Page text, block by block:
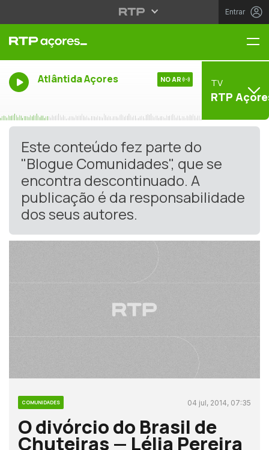
Entrar
Atlântida Açores NO AR TV
RTP
Este conteúdo fez parte do
"Blogue Comunidades", que se
encontra descontinuado. A
publicação é da responsabilidade
dos seus autores.
COMUNIDADES 04 jul, 2014, 07:35
O divórcio do Brasil de
Chuteiras — Lélia Pereira